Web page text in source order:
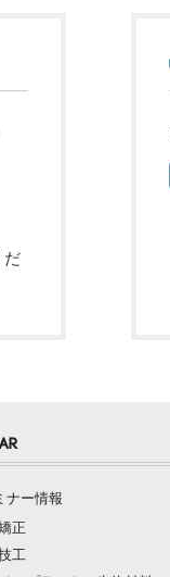
だ
ナー情報
正
工